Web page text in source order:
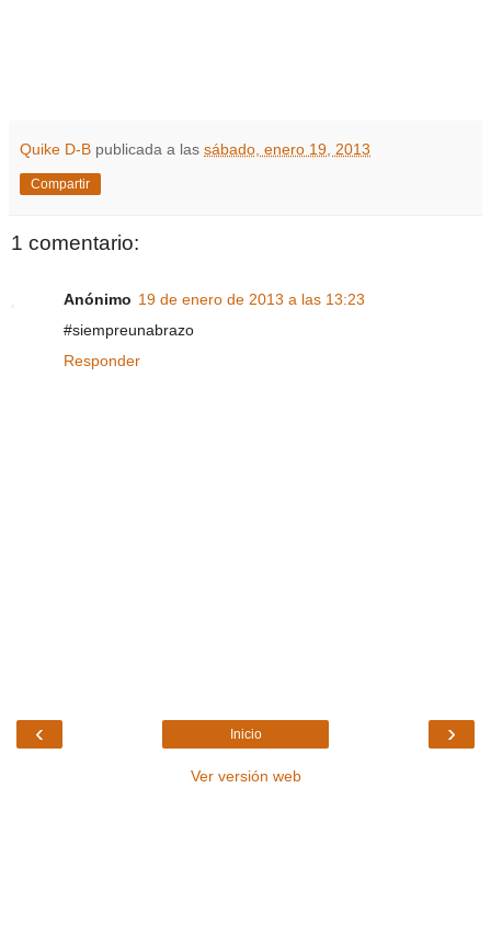
Quike D-B publicada a las sábado, enero 19, 2013
Compartir
1 comentario:
Anónimo 19 de enero de 2013 a las 13:23
#siempreunabrazo
Responder
‹ ›
Inicio
Ver versión web